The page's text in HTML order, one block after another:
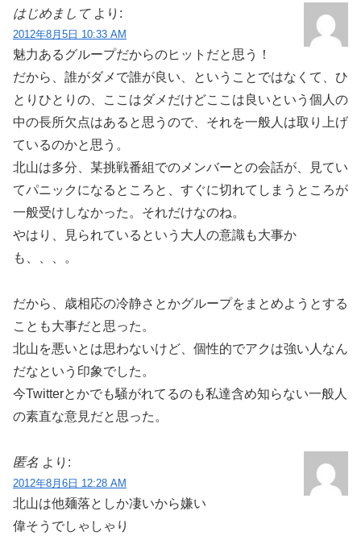
はじめまして より:
2012年8月5日 10:33 AM
魅力あるグループだからのヒットだと思う！
だから、誰がダメで誰が良い、ということではなくて、ひ
とりひとりの、ここはダメだけどここは良いという個人の
中の長所欠点はあると思うので、それを一般人は取り上げ
ているのかと思う。
北山は多分、某挑戦番組でのメンバーとの会話が、見てい
てパニックになるところと、すぐに切れてしまうところが
一般受けしなかった。それだけなのね。
やはり、見られているという大人の意識も大事か
も、、、。
だから、歳相応の冷静さとかグループをまとめようとする
ことも大事だと思った。
北山を悪いとは思わないけど、個性的でアクは強い人なん
だなという印象でした。
今Twitterとかでも騒がれてるのも私達含め知らない一般人
の素直な意見だと思った。
匿名 より:
2012年8月6日 12:28 AM
北山は他麺落としか凄いから嫌い
偉そうでしゃしゃり